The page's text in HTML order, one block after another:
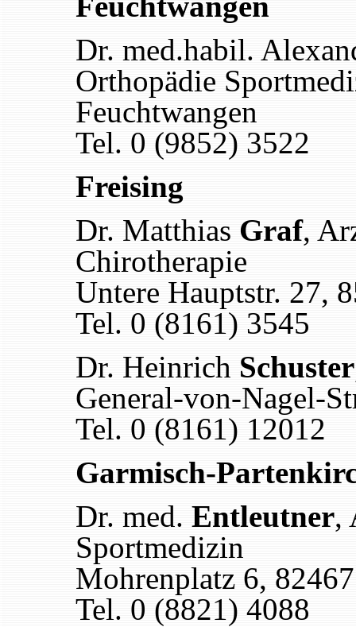
Dr. med.habil.
Orthopädie
Feuchtwangen
Tel. 0 (9852) 3522
Freising
Dr. Matthias Graf,
Chirotherapie
Untere Hauptstr. 27,
Tel. 0 (8161) 3545
Dr. Heinrich Schuster
General-von-Nagel-
Tel. 0 (8161) 12012
Garmisch-
Dr. med. Entleutner,
Sportmedizin
Mohrenplatz 6,
Tel. 0 (8821) 4088